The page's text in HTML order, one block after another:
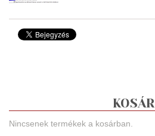
KOSÁR
Nincsenek termékek a kosárban.